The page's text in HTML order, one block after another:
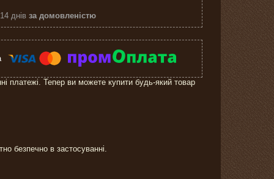
днів за домовленістю
платежі. Тепер ви можете купити будь-який товар
безпечно в застосуванні.